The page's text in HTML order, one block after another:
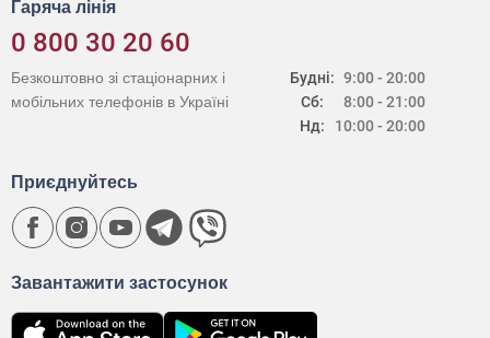
Гаряча лінія
0 800 30 20 60
Будні:
Сб:
Нд:
9:00 - 20:00
8:00 - 21:00
10:00 - 20:00
Безкоштовно зі стаціонарних і
мобільних телефонів в Україні
Завантажити застосунок
Приєднуйтесь